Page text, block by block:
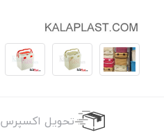
تحویل اکسپرس